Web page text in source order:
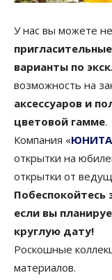
У нас вы можете
пригласительные
варианты по
возможность на
аксессуаров и
цветовой гамме.
Компания «ЮНИТА
открытки на
открытки от
Побеспокойтесь
если вы
круглую дату!
Роскошные
материалов.